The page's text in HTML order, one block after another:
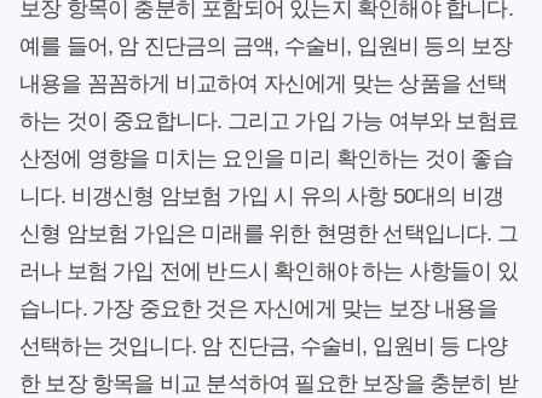
보장 항목이 충분히 포함되어 있는지 확인해야 합니다.
예를 들어, 암 진단금의 금액, 수술비, 입원비 등의 보장
내용을 꼼꼼하게 비교하여 자신에게 맞는 상품을 선택
하는 것이 중요합니다. 그리고 가입 가능 여부와 보험료
산정에 영향을 미치는 요인을 미리 확인하는 것이 좋습
니다. 비갱신형 암보험 가입 시 유의 사항 50대의 비갱
신형 암보험 가입은 미래를 위한 현명한 선택입니다. 그
러나 보험 가입 전에 반드시 확인해야 하는 사항들이 있
습니다. 가장 중요한 것은 자신에게 맞는 보장 내용을
선택하는 것입니다. 암 진단금, 수술비, 입원비 등 다양
한 보장 항목을 비교 분석하여 필요한 보장을 충분히 받